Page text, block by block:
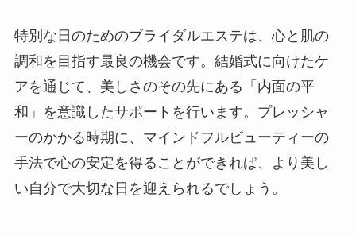
特別な日のためのブライダルエステは、心と肌の
調和を目指す最良の機会です。結婚式に向けたケ
アを通じて、美しさのその先にある「内面の平
和」を意識したサポートを行います。プレッシャ
ーのかかる時期に、マインドフルビューティーの
手法で心の安定を得ることができれば、より美し
い自分で大切な日を迎えられるでしょう。